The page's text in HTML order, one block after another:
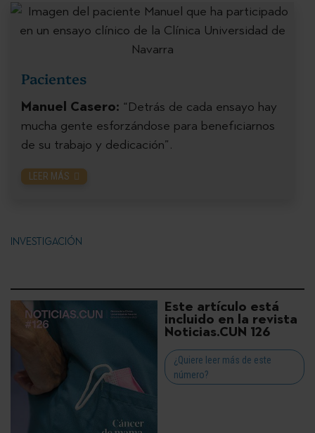
Pacientes
Manuel Casero: “Detrás de cada ensayo hay
mucha gente esforzándose para beneficiarnos
de su trabajo y dedicación”.
LEER MÁS
INVESTIGACIÓN
Este artículo está
incluido en la revista
Noticias.CUN 126
¿Quiere leer más de este
número?